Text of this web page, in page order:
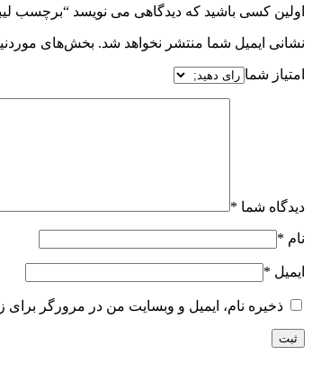
اولین کسی باشید که دیدگاهی می نویسد “برچسب
نشانی ایمیل شما منتشر نخواهد شد. بخش‌های
امتیاز شما
دیدگاه شما *
نام *
ایمیل *
ذخیره نام، ایمیل و وبسایت من در مرورگر برای